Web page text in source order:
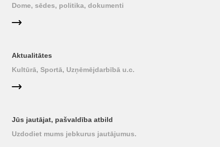
Dome, sēdes, politika, dokumenti
Aktualitātes
Kultūrā, Sportā, Uzņēmējdarbībā u.c.
Jūs jautājat, pašvaldība atbild
Uzdodiet mums jebkurus jautājumus.